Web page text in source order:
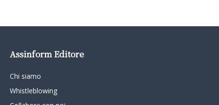
Assinform Editore
Chi siamo
Whistleblowing